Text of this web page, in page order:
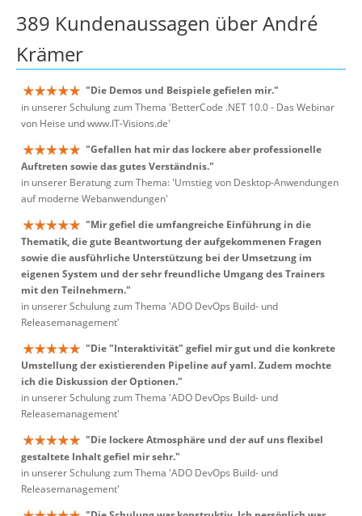
389 Kundenaussagen über André
Krämer
"Die Demos und Beispiele gefielen mir."
in unserer Schulung zum Thema 'BetterCode .NET 10.0 - Das Webinar
von Heise und www.IT-Visions.de'
"Gefallen hat mir das lockere aber professionelle
Auftreten sowie das gutes Verständnis."
in unserer Beratung zum Thema: 'Umstieg von Desktop-Anwendungen
auf moderne Webanwendungen'
"Mir gefiel die umfangreiche Einführung in die
Thematik, die gute Beantwortung der aufgekommenen Fragen
sowie die ausführliche Unterstützung bei der Umsetzung im
eigenen System und der sehr freundliche Umgang des Trainers
mit den Teilnehmern."
in unserer Schulung zum Thema 'ADO DevOps Build- und
Releasemanagement'
"Die "Interaktivität" gefiel mir gut und die konkrete
Umstellung der existierenden Pipeline auf yaml. Zudem mochte
ich die Diskussion der Optionen."
in unserer Schulung zum Thema 'ADO DevOps Build- und
Releasemanagement'
"Die lockere Atmosphäre und der auf uns flexibel
gestaltete Inhalt gefiel mir sehr."
in unserer Schulung zum Thema 'ADO DevOps Build- und
Releasemanagement'